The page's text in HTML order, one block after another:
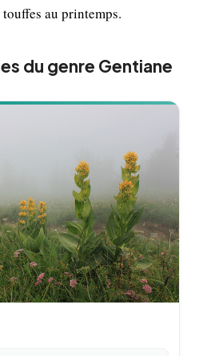
au printemps.
du genre Gentiane